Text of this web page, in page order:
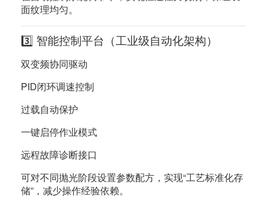
面纹理均匀。
3️⃣ 智能控制平台（工业级自动化架构）
双变频协同驱动
PID闭环调速控制
过载自动保护
一键启停作业模式
远程故障诊断接口
可对不同抛光阶段设置参数配方，实现“工艺标准化存
储”，减少操作经验依赖。